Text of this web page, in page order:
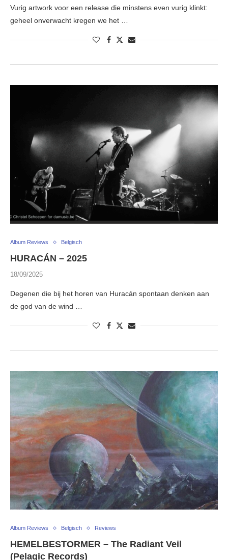
Vurig artwork voor een release die minstens even vurig klinkt:
geheel onverwacht kregen we het …
Album Reviews Belgisch
HURACÁN – 2025
18/09/2025
Degenen die bij het horen van Huracán spontaan denken aan
de god van de wind …
Album Reviews Belgisch Reviews
HEMELBESTORMER – The Radiant Veil
(Pelagic Records)